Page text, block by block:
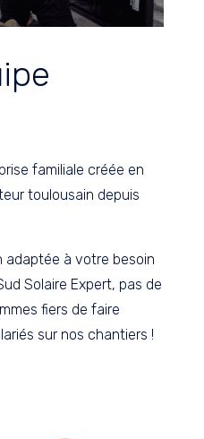
familiale créée en
toulousain depuis
adaptée à votre besoin
Solaire Expert, pas de
fiers de faire
sur nos chantiers !